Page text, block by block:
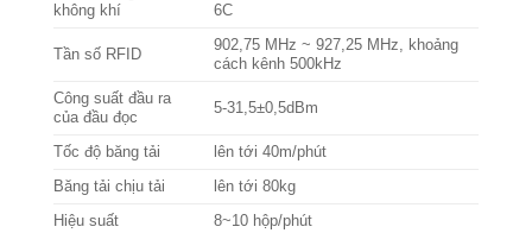
không khí
6C
Tần số RFID
902,75 MHz ~ 927,25 MHz, khoảng
cách kênh 500kHz
Công suất đầu ra
của đầu đọc
5-31,5±0,5dBm
Tốc độ băng tải
lên tới 40m/phút
Băng tải chịu tải
lên tới 80kg
Hiệu suất
8~10 hộp/phút